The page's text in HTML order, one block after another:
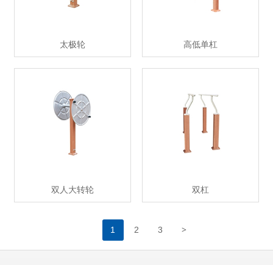
太极轮 高低单杠
双人大转轮 双杠
1 2 3 >